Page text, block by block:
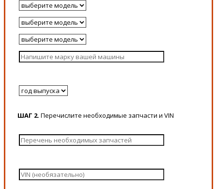
ШАГ 2. Перечислите необходимые запчасти и VIN